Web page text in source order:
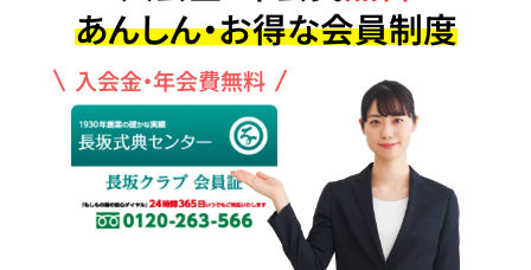
あんしん・お得な会員制度
入会金・年会費無料